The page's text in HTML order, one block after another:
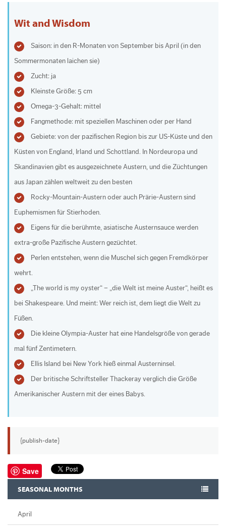
Wit and Wisdom
Saison: in den R-Monaten von September bis April (in den
Sommermonaten laichen sie)
Zucht: ja
Kleinste Größe: 5 cm
Omega-3-Gehalt: mittel
Fangmethode: mit speziellen Maschinen oder per Hand
Gebiete: von der pazifischen Region bis zur US-Küste und den
Küsten von England, Irland und Schottland. In Nordeuropa und
Skandinavien gibt es ausgezeichnete Austern, und die Züchtungen
aus Japan zählen weltweit zu den besten
Rocky-Mountain-Austern oder auch Prärie-Austern sind
Euphemismen für Stierhoden.
Eigens für die berühmte, asiatische Austernsauce werden
extra-große Pazifische Austern gezüchtet.
Perlen entstehen, wenn die Muschel sich gegen Fremdkörper
wehrt.
„The world is my oyster“ – „die Welt ist meine Auster“, heißt es
bei Shakespeare. Und meint: Wer reich ist, dem liegt die Welt zu
Füßen.
Die kleine Olympia-Auster hat eine Handelsgröße von gerade
mal fünf Zentimetern.
Ellis Island bei New York hieß einmal Austerninsel.
Der britische Schriftsteller Thackeray verglich die Größe
Amerikanischer Austern mit der eines Babys.
{publish-date}
Save
SEASONAL MONTHS
April